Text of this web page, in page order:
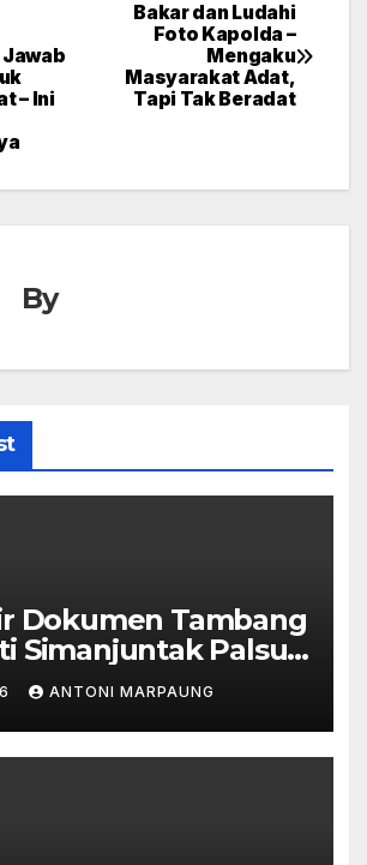
Bakar dan Ludahi
Foto Kapolda –
Mengaku
Masyarakat Adat,
Tapi Tak Beradat
– Ini
By
Dokumen Tambang
Simanjuntak Palsu –
: Tambang
Di DTA –
: Kami Tidak
ANTONI MARPAUNG